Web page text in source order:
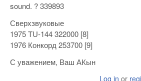
sound. ? 339893
Сверхзвуковые
1975 TU-144 322000 [8]
1976 Конкорд 253700 [9]
С уважением, Ваш АКын
Log in or